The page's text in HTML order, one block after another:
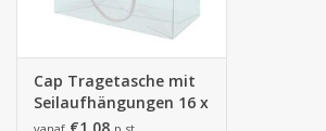
Cap Tragetasche mit
Seilaufhängungen 16 x
8 cm €1,08